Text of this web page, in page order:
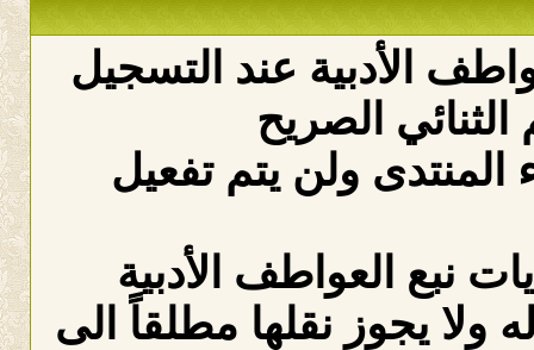
الأدبية عند التسجيل
الصريح
ولن يتم تفعيل
نبع العواطف الأدبية
ولا يجوز نقلها مطلقاً الى